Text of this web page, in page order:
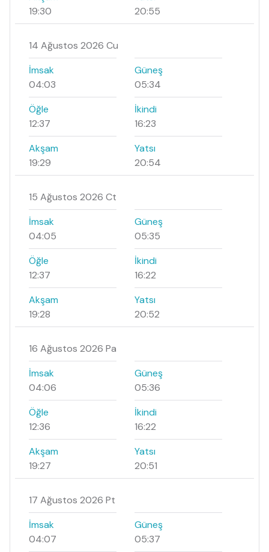
19:30
20:55
14 Ağustos 2026 Cu
İmsak
04:03
Güneş
05:34
Öğle
12:37
İkindi
16:23
Akşam
19:29
Yatsı
20:54
15 Ağustos 2026 Ct
İmsak
04:05
Güneş
05:35
Öğle
12:37
İkindi
16:22
Akşam
19:28
Yatsı
20:52
16 Ağustos 2026 Pa
İmsak
04:06
Güneş
05:36
Öğle
12:36
İkindi
16:22
Akşam
19:27
Yatsı
20:51
17 Ağustos 2026 Pt
İmsak
04:07
Güneş
05:37